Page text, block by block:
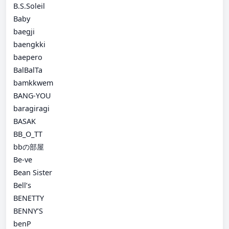
B.S.Soleil
Baby
baegji
baengkki
baepero
BalBalTa
bamkkwem
BANG-YOU
baragiragi
BASAK
BB_O_TT
bbの部屋
Be-ve
Bean Sister
Bell’s
BENETTY
BENNY’S
benP